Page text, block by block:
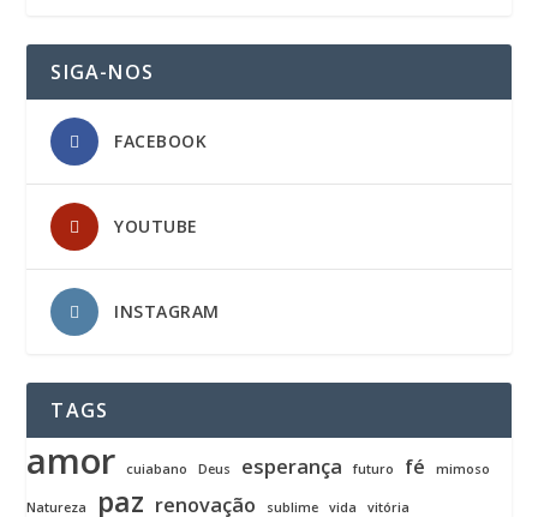
SIGA-NOS
FACEBOOK
YOUTUBE
INSTAGRAM
TAGS
amor cuiabano Deus esperança futuro fé mimoso
Natureza paz renovação sublime vida vitória